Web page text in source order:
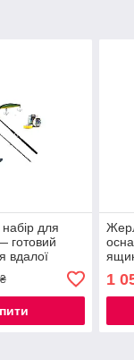
для
готовий
вдалої
1